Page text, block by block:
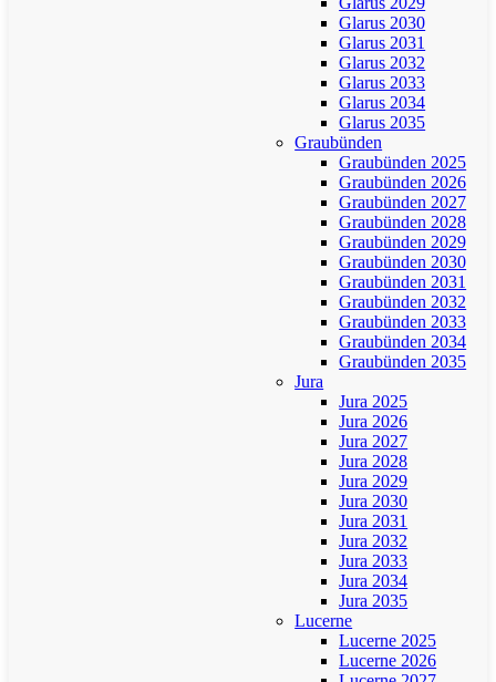
Glarus 2030
Glarus 2031
Glarus 2032
Glarus 2033
Glarus 2034
Glarus 2035
Graubünden
Graubünden 2025
Graubünden 2026
Graubünden 2027
Graubünden 2028
Graubünden 2029
Graubünden 2030
Graubünden 2031
Graubünden 2032
Graubünden 2033
Graubünden 2034
Graubünden 2035
Jura
Jura 2025
Jura 2026
Jura 2027
Jura 2028
Jura 2029
Jura 2030
Jura 2031
Jura 2032
Jura 2033
Jura 2034
Jura 2035
Lucerne
Lucerne 2025
Lucerne 2026